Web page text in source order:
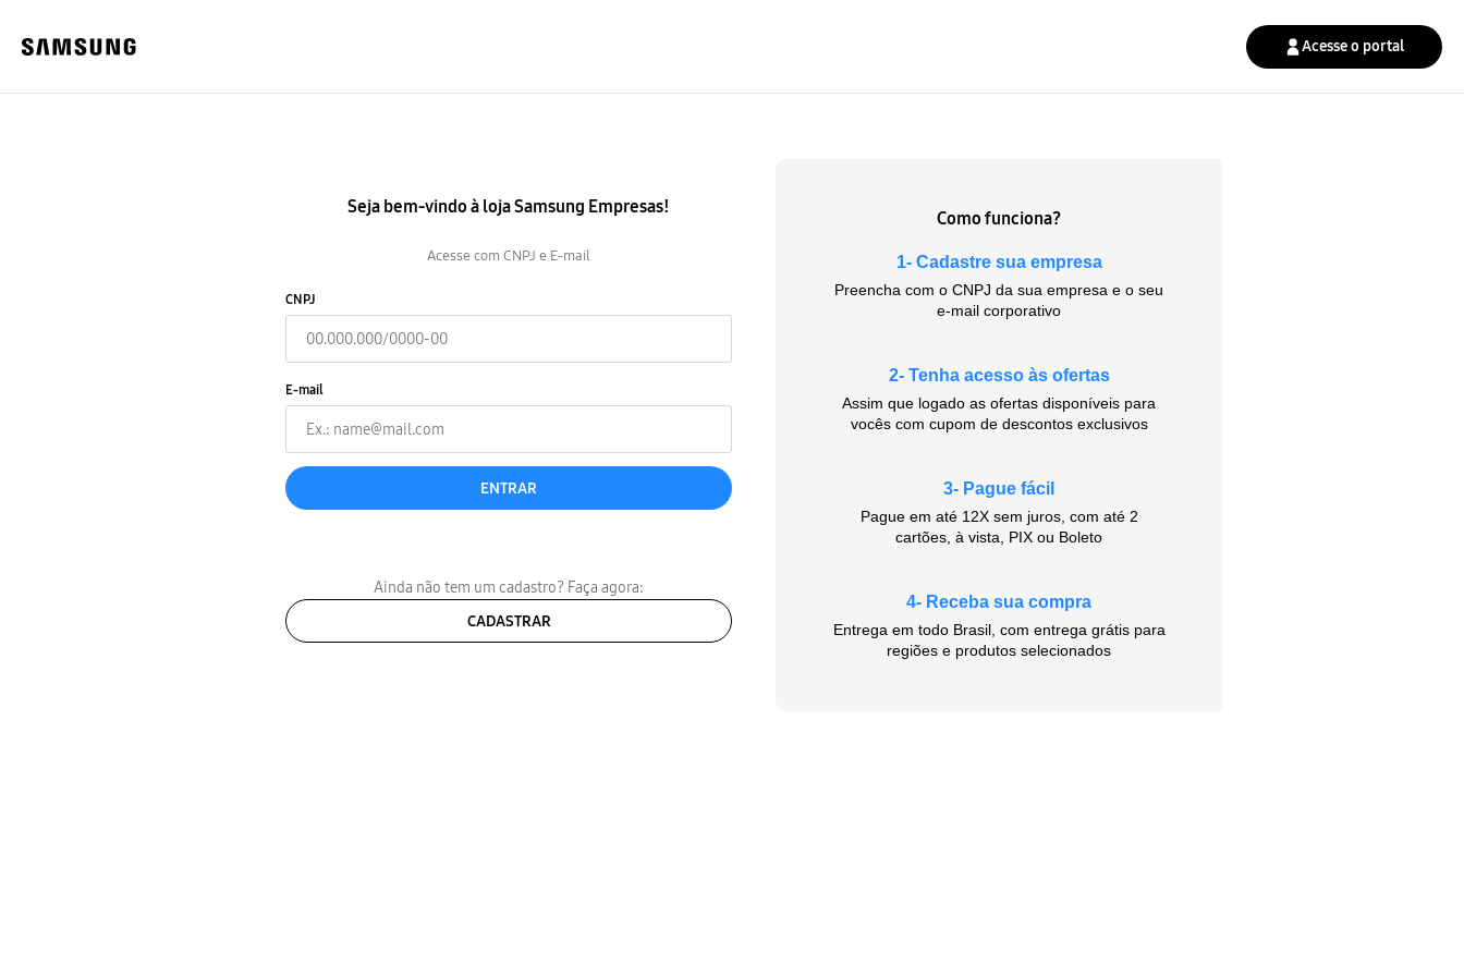
Acesse o portal
Seja bem-vindo à loja Samsung Empresas!
Acesse com CNPJ e E-mail
CNPJ
E-mail
ENTRAR
Ainda não tem um cadastro? Faça agora:
CADASTRAR
Como funciona?
1- Cadastre sua empresa
Preencha com o CNPJ da sua empresa e o seu
e-mail corporativo
2- Tenha acesso às ofertas
Assim que logado as ofertas disponíveis para
vocês com cupom de descontos exclusivos
3- Pague fácil
Pague em até 12X sem juros, com até 2
cartões, à vista, PIX ou Boleto
4- Receba sua compra
Entrega em todo Brasil, com entrega grátis para
regiões e produtos selecionados